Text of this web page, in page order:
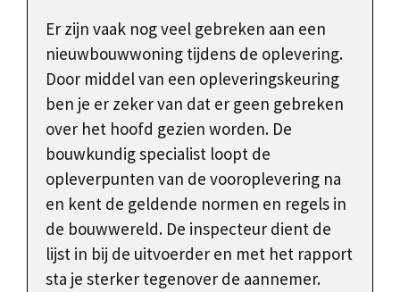
Er zijn vaak nog veel gebreken aan een
nieuwbouwwoning tijdens de oplevering.
Door middel van een opleveringskeuring
ben je er zeker van dat er geen gebreken
over het hoofd gezien worden. De
bouwkundig specialist loopt de
opleverpunten van de vooroplevering na
en kent de geldende normen en regels in
de bouwwereld. De inspecteur dient de
lijst in bij de uitvoerder en met het rapport
sta je sterker tegenover de aannemer.